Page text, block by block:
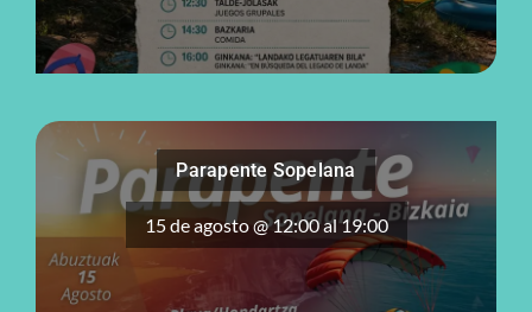
Parapente Sopelana
15 de agosto @ 12:00al19:00